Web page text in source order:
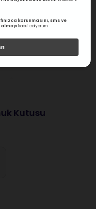
Kutusu
korunmasını, sms ve
kabul ediyorum.